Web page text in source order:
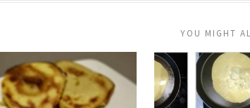
YOU MIGHT